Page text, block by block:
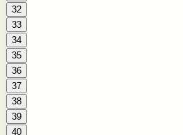
32
33
34
35
36
37
38
39
40